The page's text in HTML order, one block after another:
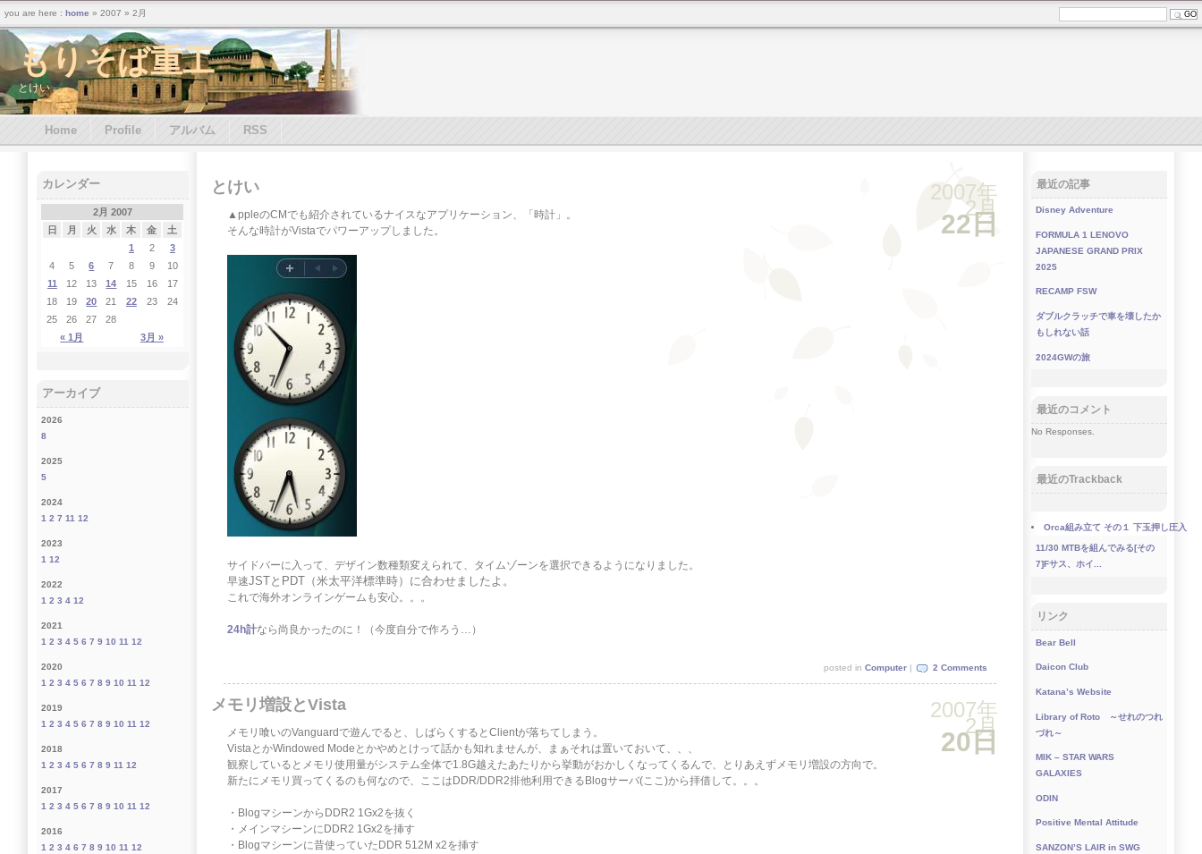
もりそば重工
とけい
2007年
2月
22日
とけい
▲ppleのCMでも紹介されているナイスなアプリケーション、「時計」。
そんな時計がVistaでパワーアップしました。
サイドバーに入って、デザイン数種類変えられて、タイムゾーンを選択できるようになりました。
早速JSTとPDT（米太平洋標準時）に合わせましたよ。
これで海外オンラインゲームも安心。。。
24h計なら尚良かったのに！（今度自分で作ろう…）
posted inComputer | 2 Comments
2007年
2月
20日
メモリ増設とVista
メモリ喰いのVanguardで遊んでると、しばらくするとClientが落ちてしまう。
VistaとかWindowed Modeとかやめとけって話かも知れませんが、まぁそれは置いておいて、、、
観察しているとメモリ使用量がシステム全体で1.8G越えたあたりから挙動がおかしくなってくるんで、とりあえずメモリ増設の方向で。
新たにメモリ買ってくるのも何なので、ここはDDR/DDR2排他利用できるBlogサーバ(ここ)から拝借して。。。
・BlogマシーンからDDR2 1Gx2を抜く
・メインマシーンにDDR2 1Gx2を挿す
・Blogマシーンに昔使っていたDDR 512M x2を挿す
カレンダー
2月 2007
日
月 火 水 木 金 土
« 1月 3月 »
1 2
3
4
5 6 7 8 9
10
11
12 13 14 15 16
17
18
19 20 21 22 23
24
25
26 27 28
アーカイブ
2026
8
2025
5
2024
1 2 7 11 12
2023
1 12
2022
1 2 3 4 12
2021
1 2 3 4 5 6 7 9 10 11 12
2020
1 2 3 4 5 6 7 8 9 10 11 12
2019
1 2 3 4 5 6 7 8 9 10 11 12
2018
1 2 3 4 5 6 7 8 9 11 12
2017
1 2 3 4 5 6 7 8 9 10 11 12
2016
1 2 3 4 6 7 8 9 10 11 12
最近の記事
Disney Adventure
FORMULA 1 LENOVO
JAPANESE GRAND PRIX
2025
RECAMP FSW
ダブルクラッチで車を壊したか
もしれない話
2024GWの旅
最近のコメント
No Responses.
最近のTrackback
Orca組み立て その１ 下玉押し圧入
11/30 MTBを組んでみる[その
7]Fサス、ホイ...
リンク
Bear Bell
Daicon Club
Katana’s Website
Library of Roto ～せれのつれ
づれ～
MIK – STAR WARS
GALAXIES
ODIN
Positive Mental Attitude
SANZON’S LAIR in SWG
Home Profile アルバム RSS
you are here : home » 2007 » 2月